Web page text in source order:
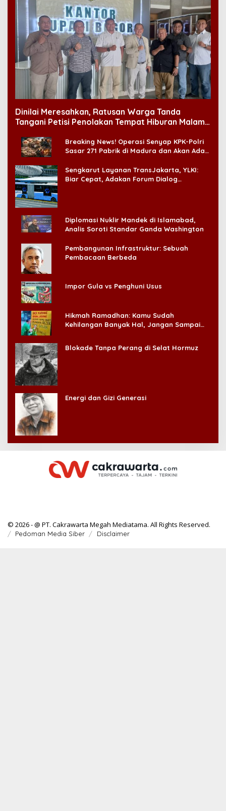
Dinilai Meresahkan, Ratusan Warga Tanda
Tangani Petisi Penolakan Tempat Hiburan Malam
Breaking News! Operasi Senyap KPK-Polri
Sasar 271 Pabrik di Madura dan Akan Ada
Sengkarut Layanan TransJakarta, YLKI:
Biar Cepat, Adakan Forum Dialog
Diplomasi Nuklir Mandek di Islamabad,
Analis Soroti Standar Ganda Washington
Pembangunan Infrastruktur: Sebuah
Pembacaan Berbeda
Impor Gula vs Penghuni Usus
Hikmah Ramadhan: Kamu Sudah
Kehilangan Banyak Hal, Jangan Sampai
Blokade Tanpa Perang di Selat Hormuz
Energi dan Gizi Generasi
© 2026 - @ PT. Cakrawarta Megah Mediatama. All Rights Reserved.
Pedoman Media Siber Disclaimer